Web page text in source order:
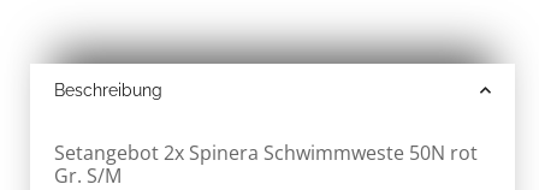
Beschreibung
Setangebot 2x Spinera Schwimmweste 50N rot
Gr. S/M